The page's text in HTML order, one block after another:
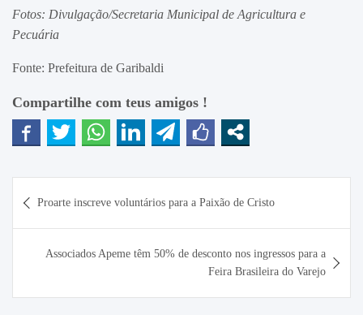
Fotos: Divulgação/Secretaria Municipal de Agricultura e
Pecuária
Fonte: Prefeitura de Garibaldi
Compartilhe com teus amigos !
de
Proarte inscreve voluntários para a Paixão de Cristo
Associados Apeme têm 50% de desconto nos ingressos para a
Feira Brasileira do Varejo